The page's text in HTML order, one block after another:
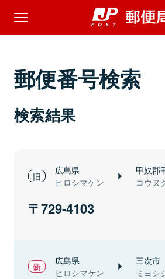
郵便番号検索
検索結果
広島県
ヒロシマケン
甲奴郡
コウヌ
729-4103
広島県
ヒロシマケン
三次市
ミヨシ